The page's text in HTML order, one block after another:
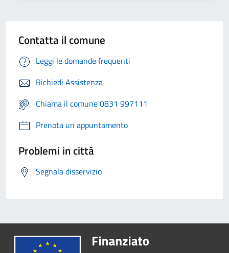
Contatta il comune
Leggi le domande frequenti
Richiedi Assistenza
Chiama il comune 0831 997111
Prenota un appuntamento
Problemi in città
Segnala disservizio